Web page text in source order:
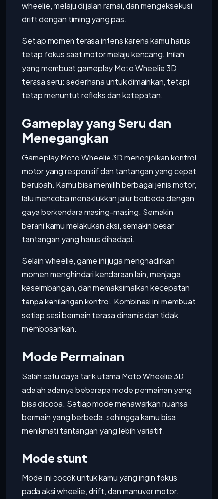
wheelie, melaju di jalan ramai, dan mengeksekusi
drift dengan timing yang pas.
Setiap momen terasa intens karena kamu harus
tetap fokus saat motor melaju kencang. Inilah
yang membuat gameplay Moto Wheelie 3D
terasa seru: sederhana untuk dimainkan, tetapi
tetap menuntut refleks dan ketepatan.
Gameplay yang Seru dan
Menegangkan
Gameplay Moto Wheelie 3D menonjolkan kontrol
motor yang responsif dan tantangan yang cepat
berubah. Kamu bisa memilih berbagai jenis motor,
lalu mencoba menaklukkan jalur berbeda dengan
gaya berkendara masing-masing. Semakin
berani kamu melakukan aksi, semakin besar
tantangan yang harus dihadapi.
Selain wheelie, game ini juga menghadirkan
momen menghindari kendaraan lain, menjaga
keseimbangan, dan memaksimalkan kecepatan
tanpa kehilangan kontrol. Kombinasi ini membuat
setiap sesi bermain terasa dinamis dan tidak
membosankan.
Mode Permainan
Salah satu daya tarik utama Moto Wheelie 3D
adalah adanya beberapa mode permainan yang
bisa dicoba. Setiap mode menawarkan nuansa
bermain yang berbeda, sehingga kamu bisa
menikmati tantangan yang lebih variatif.
Mode stunt
Mode ini cocok untuk kamu yang ingin fokus
pada aksi wheelie, drift, dan manuver motor.